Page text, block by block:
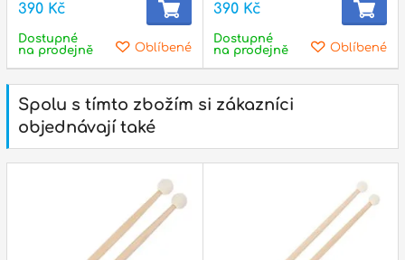
390 Kč
Oblíbené
Dostupné
na prodejně
390 Kč
Oblíbené
Dostupné
na prodejně
Spolu s tímto zbožím si zákazníci
objednávají také